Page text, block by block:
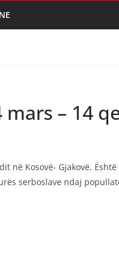
– 14
Kosovë- Gjakovë.
serboslave ndaj